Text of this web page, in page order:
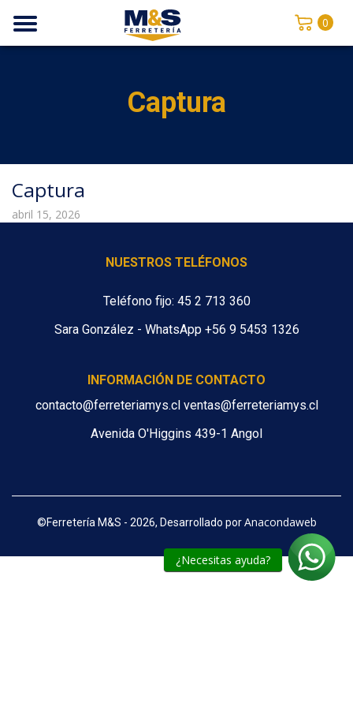
¿Necesitas ayuda?
0
Captura
Captura
abril 15, 2026
NUESTROS TELÉFONOS
Teléfono fijo: 45 2 713 360
Sara González - WhatsApp +56 9 5453 1326
INFORMACIÓN DE CONTACTO
contacto@ferreteriamys.cl ventas@ferreteriamys.cl
Avenida O'Higgins 439-1 Angol
©Ferretería M&S - 2026, Desarrollado por Anacondaweb